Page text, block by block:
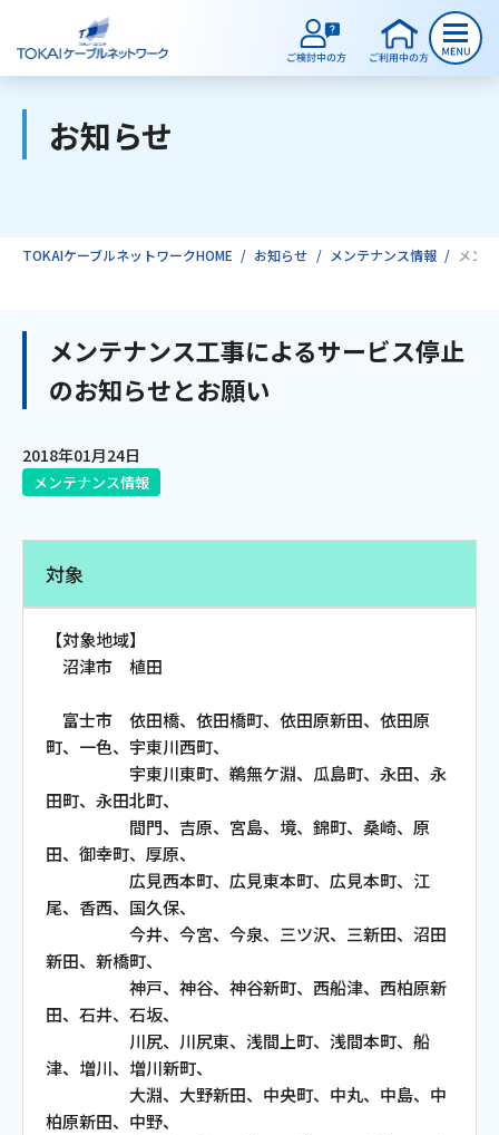
ご検討中のお客様
インターネット
電話
動画配信
おトクな情報 料金案内
対応エリア よくあるご質問
お電話でのお問い合わせ
受付時間：9:30〜18:00 年中無休
お知らせ
TOKAIケーブルネットワークHOME お知らせ メンテナンス情報 メン
メンテナンス工事によるサービス停止
のお知らせとお願い
2018年01月24日
メンテナンス情報
対象
【対象地域】
沼津市 植田
富士市 依田橋、依田橋町、依田原新田、依田原
町、一色、宇東川西町、
宇東川東町、鵜無ケ淵、瓜島町、永田、永
田町、永田北町、
間門、吉原、宮島、境、錦町、桑崎、原
田、御幸町、厚原、
広見西本町、広見東本町、広見本町、江
尾、香西、国久保、
今井、今宮、今泉、三ツ沢、三新田、沼田
新田、新橋町、
神戸、神谷、神谷新町、西船津、西柏原新
田、石井、石坂、
川尻、川尻東、浅間上町、浅間本町、船
津、増川、増川新町、
大淵、大野新田、中央町、中丸、中島、中
柏原新田、中野、